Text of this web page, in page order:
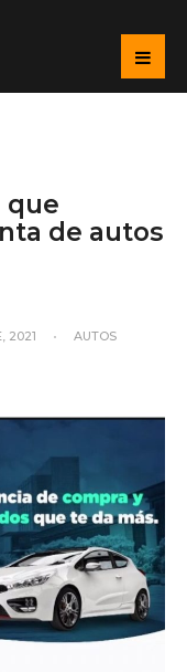
que
de autos
2021 • AUTOS